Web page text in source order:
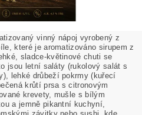
vinný nápoj vyrobený z
které je aromatizováno sirupem z
sladce-květinové chuti se
jsou letní saláty (rukolový salát s
lehké drůbeží pokrmy (kuřecí
krůtí prsa s citronovým
krevety, mušle s bílým
a jemně pikantní kuchyní,
závitky nebo sushi, kde